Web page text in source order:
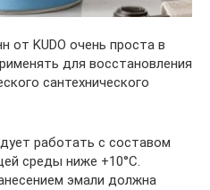
от KUDO очень проста в
для восстановления
сантехнического
работать с составом
среды ниже +10°С.
эмали должна